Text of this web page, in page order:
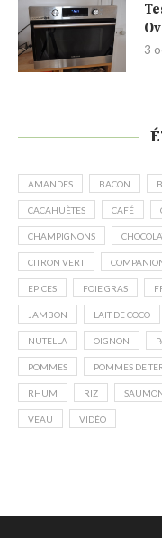
3
AMANDES BACON
CACAHUÈTES CAFÉ
CHAMPIGNONS
CITRON VERT
EPICES FOIE GRAS
JAMBON LAIT DE COCO
NUTELLA OIGNON
POMMES POMMES DE
RHUM RIZ
VEAU VIDÉO